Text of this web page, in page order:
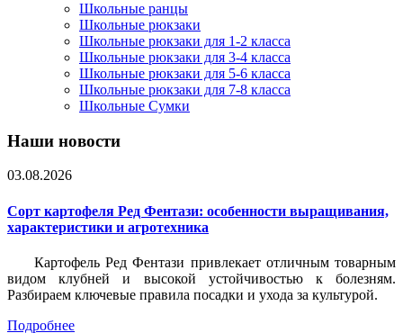
Школьные ранцы
Школьные рюкзаки
Школьные рюкзаки для 1-2 класса
Школьные рюкзаки для 3-4 класса
Школьные рюкзаки для 5-6 класса
Школьные рюкзаки для 7-8 класса
Школьные Сумки
Наши новости
03.08.2026
Сорт картофеля Ред Фентази: особенности выращивания,
характеристики и агротехника
Картофель Ред Фентази привлекает отличным товарным
видом клубней и высокой устойчивостью к болезням.
Разбираем ключевые правила посадки и ухода за культурой.
Подробнее